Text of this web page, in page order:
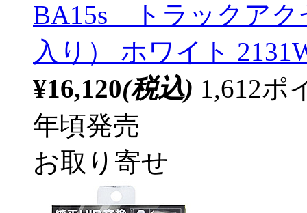
BA15s トラックア
入り） ホワイト
¥16,120(税込) 1,612ポ
年頃発売
お取り寄せ